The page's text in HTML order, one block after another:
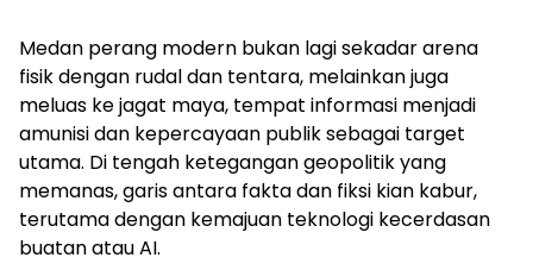
Medan perang modern bukan lagi sekadar arena
fisik dengan rudal dan tentara, melainkan juga
meluas ke jagat maya, tempat informasi menjadi
amunisi dan kepercayaan publik sebagai target
utama. Di tengah ketegangan geopolitik yang
memanas, garis antara fakta dan fiksi kian kabur,
terutama dengan kemajuan teknologi kecerdasan
buatan atau AI.